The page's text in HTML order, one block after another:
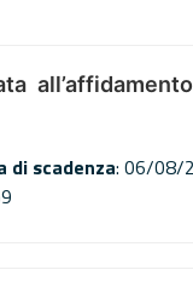
di scadenza: 06/08/